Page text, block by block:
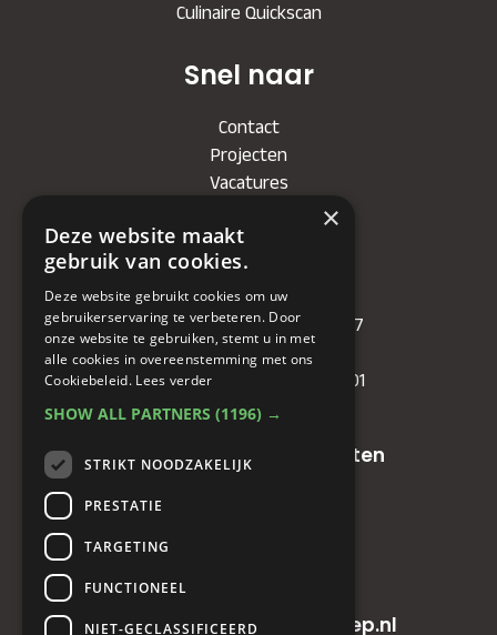
Culinaire Quickscan
Snel naar
Contact
Projecten
Vacatures
Bedrijf
KVK: 71479090
IBAN : NL81RABO0349089957
BIC :
RABONL2U
BTW (VAT) :
NL. 858732191.B01
Oude baan 49, 5125 NG Hulten
+31(0)161 23 48 68
info@horecainnovatiegroep.nl
×
Deze website maakt
gebruik van cookies.
Deze website gebruikt cookies om uw
gebruikerservaring te verbeteren. Door
onze website te gebruiken, stemt u in met
alle cookies in overeenstemming met ons
Cookiebeleid. Lees verder
SHOW ALL PARTNERS (1196) →
STRIKT NOODZAKELIJK
PRESTATIE
TARGETING
FUNCTIONEEL
NIET-GECLASSIFICEERD